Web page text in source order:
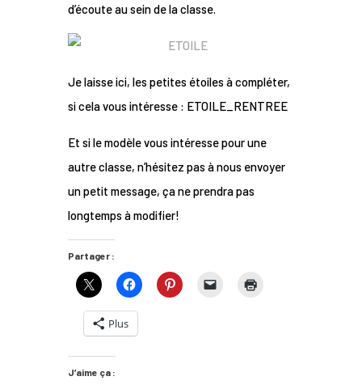
d’écoute au sein de la classe.
Je laisse ici, les petites étoiles à compléter,
si cela vous intéresse : ETOILE_RENTREE
Et si le modèle vous intéresse pour une
autre classe, n’hésitez pas à nous envoyer
un petit message, ça ne prendra pas
longtemps à modifier!
Partager :
Plus
J’aime ça :